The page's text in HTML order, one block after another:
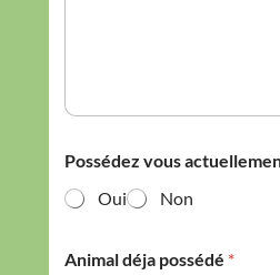
Possédez vous
Oui
Non
Animal déja possédé *